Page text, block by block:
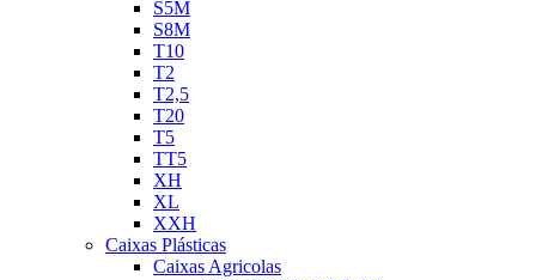
S5M
S8M
T10
T2
T2,5
T20
T5
TT5
XH
XL
XXH
Caixas Plásticas
Caixas Agricolas